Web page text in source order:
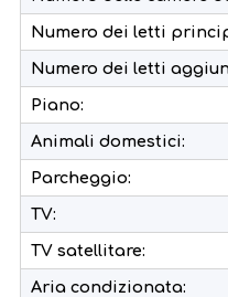
Numero dei letti
Numero dei letti
Piano:
Animali domestici:
Parcheggio:
TV:
TV satellitare:
Aria condizionata: